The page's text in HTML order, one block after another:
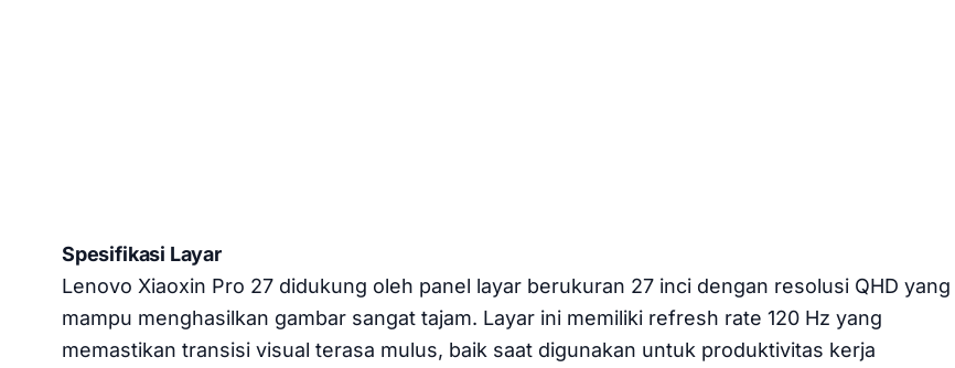
Spesifikasi Layar
Lenovo Xiaoxin Pro 27 didukung oleh panel layar berukuran 27 inci dengan resolusi QHD yang
mampu menghasilkan gambar sangat tajam. Layar ini memiliki refresh rate 120 Hz yang
memastikan transisi visual terasa mulus, baik saat digunakan untuk produktivitas kerja